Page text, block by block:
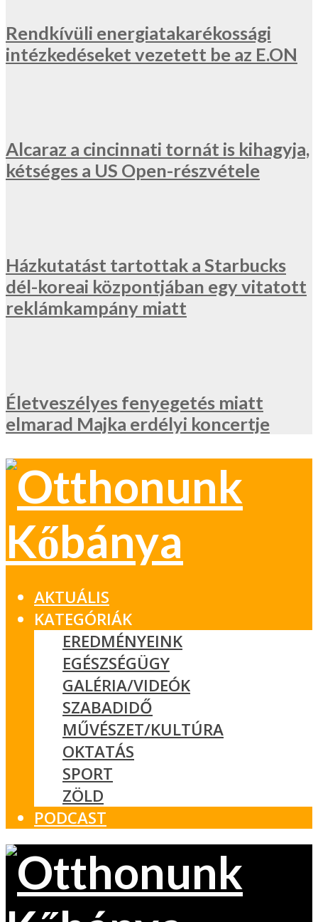
Rendkívüli energiatakarékossági
intézkedéseket vezetett be az E.ON
Alcaraz a cincinnati tornát is kihagyja,
kétséges a US Open-részvétele
Házkutatást tartottak a Starbucks
dél-koreai központjában egy vitatott
reklámkampány miatt
Életveszélyes fenyegetés miatt
elmarad Majka erdélyi koncertje
AKTUÁLIS
KATEGÓRIÁK
EREDMÉNYEINK
EGÉSZSÉGÜGY
GALÉRIA/VIDEÓK
SZABADIDŐ
MŰVÉSZET/KULTÚRA
OKTATÁS
SPORT
ZÖLD
PODCAST